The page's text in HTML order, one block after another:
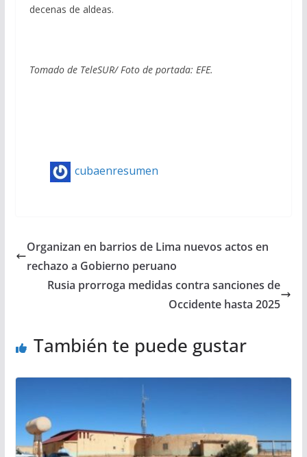
decenas de aldeas.
Tomado de TeleSUR/ Foto de portada: EFE.
cubaenresumen
Organizan en barrios de Lima nuevos actos en
rechazo a Gobierno peruano
Rusia prorroga medidas contra sanciones de
Occidente hasta 2025
También te puede gustar